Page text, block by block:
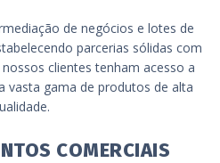
de negócios e lotes de
parcerias sólidas com
clientes tenham acesso a
vasta gama de produtos de alta
COMERCIAIS